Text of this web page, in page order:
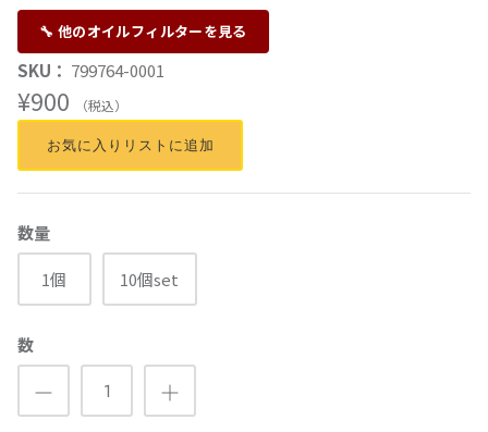
🔧 他のオイルフィルターを見る
SKU： 799764-0001
¥900 （税込）
お気に入りリストに追加
数量
1個 10個set
数